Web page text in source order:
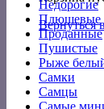
Вернуться
Недорогие
Плюшевые
Проданные
Пушистые
Рыже
Самки
Самцы
Самые